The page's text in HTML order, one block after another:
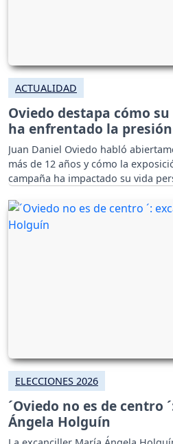
ACTUALIDAD
Oviedo destapa cómo
ha enfrentado la
Juan Daniel Oviedo habló
más de 12 años y cómo la
campaña ha impactado su vida
ELECCIONES 2026
´Oviedo no es de centro
Ángela Holguín